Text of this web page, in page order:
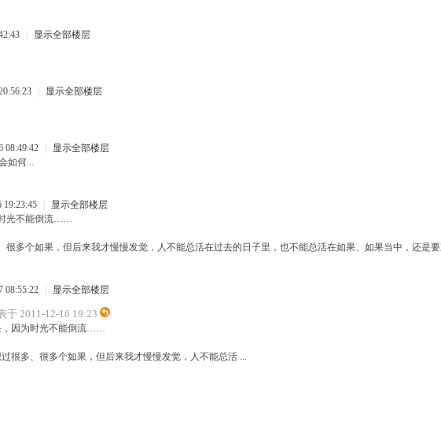
显示全部楼层
显示全部楼层
08:49:42
显示全部楼层
如何...
19:23:45
显示全部楼层
光不能倒流……
很多个如果，但后来我才慢慢发觉，人不能总活在过去的日子里，也不能总活在如果、如果当中，还是要
08:55:22 显示全部楼层
于 2011-12-16 19:23
，因为时光不能倒流……
很多、很多个如果，但后来我才慢慢发觉，人不能总活 ...